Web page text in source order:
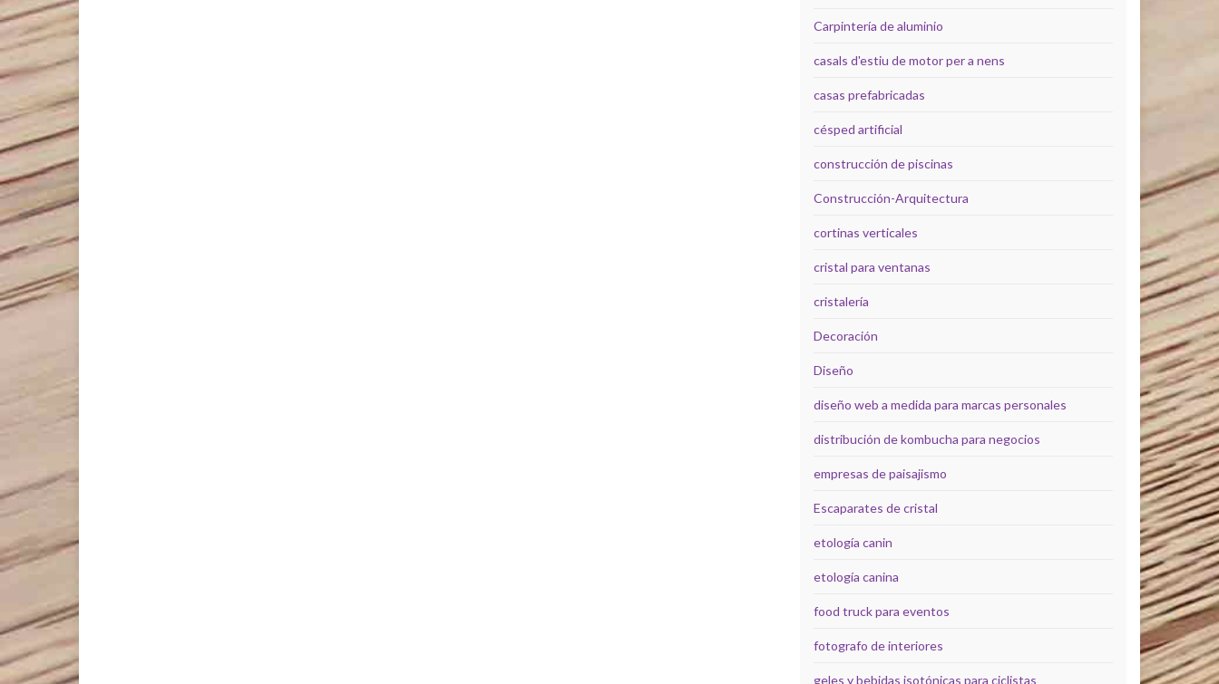
Carpintería de aluminio
casals d'estiu de motor per a nens
casas prefabricadas
césped artificial
construcción de piscinas
Construcción-Arquitectura
cortinas verticales
cristal para ventanas
cristalería
Decoración
Diseño
diseño web a medida para marcas personales
distribución de kombucha para negocios
empresas de paisajismo
Escaparates de cristal
etología canin
etología canina
food truck para eventos
fotografo de interiores
geles y bebidas isotónicas para ciclistas